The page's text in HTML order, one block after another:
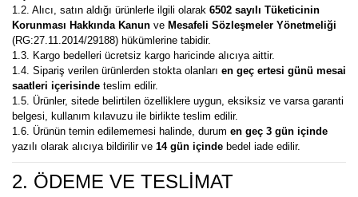
1.2. Alıcı, satın aldığı ürünlerle ilgili olarak 6502 sayılı Tüketicinin
Korunması Hakkında Kanun ve Mesafeli Sözleşmeler Yönetmeliği
(RG:27.11.2014/29188) hükümlerine tabidir.
1.3. Kargo bedelleri ücretsiz kargo haricinde alıcıya aittir.
1.4. Sipariş verilen ürünlerden stokta olanları en geç ertesi günü mesai
saatleri içerisinde teslim edilir.
1.5. Ürünler, sitede belirtilen özelliklere uygun, eksiksiz ve varsa garanti
belgesi, kullanım kılavuzu ile birlikte teslim edilir.
1.6. Ürünün temin edilememesi halinde, durum en geç 3 gün içinde
yazılı olarak alıcıya bildirilir ve 14 gün içinde bedel iade edilir.
2. ÖDEME VE TESLİMAT